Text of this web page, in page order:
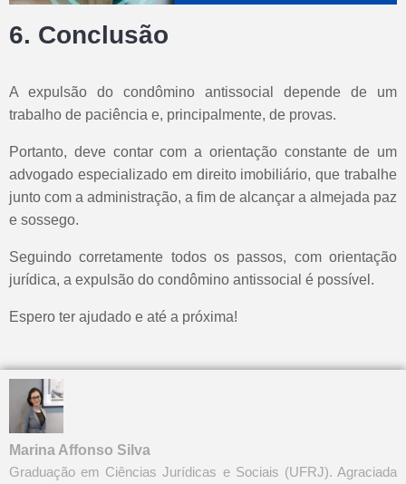
6. Conclusão
A expulsão do condômino antissocial depende de um
trabalho de paciência e, principalmente, de provas.
Portanto, deve contar com a orientação constante de um
advogado especializado em direito imobiliário, que trabalhe
junto com a administração, a fim de alcançar a almejada paz
e sossego.
Seguindo corretamente todos os passos, com orientação
jurídica, a expulsão do condômino antissocial é possível.
Espero ter ajudado e até a próxima!
Marina Affonso Silva
Graduação em Ciências Jurídicas e Sociais (UFRJ). Agraciada